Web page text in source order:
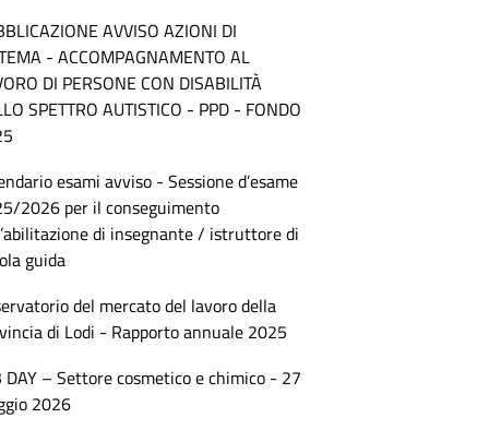
AVVISO AZIONI DI
- ACCOMPAGNAMENTO AL
DI PERSONE CON DISABILITÀ
SPETTRO AUTISTICO - PPD - FONDO
esami avviso - Sessione d’esame
2026 per il conseguimento
di insegnante / istruttore di
guida
del mercato del lavoro della
di Lodi - Rapporto annuale 2025
DAY – Settore cosmetico e chimico - 27
2026